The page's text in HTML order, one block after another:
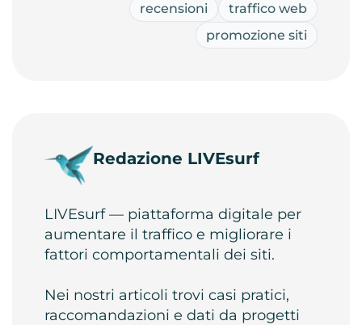
recensioni
traffico web
promozione siti
Redazione LIVEsurf
LIVEsurf — piattaforma digitale per
aumentare il traffico e migliorare i
fattori comportamentali dei siti.
Nei nostri articoli trovi casi pratici,
raccomandazioni e dati da progetti